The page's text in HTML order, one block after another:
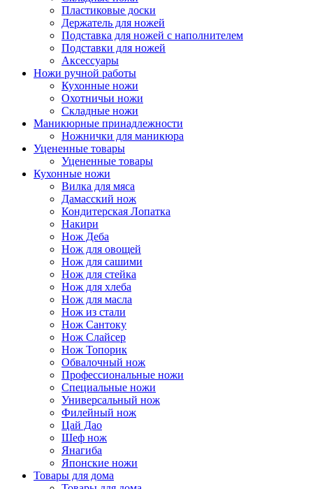
Пластиковые доски
Держатель для ножей
Подставка для ножей с наполнителем
Подставки для ножей
Аксессуары
Ножи ручной работы
Кухонные ножи
Охотничьи ножи
Складные ножи
Маникюрные принадлежности
Ножнички для маникюра
Уцененные товары
Уцененные товары
Кухонные ножи
Вилка для мяса
Дамасский нож
Кондитерская Лопатка
Накири
Нож Деба
Нож для овощей
Нож для сашими
Нож для стейка
Нож для хлеба
Нож для масла
Нож из стали
Нож Сантоку
Нож Слайсер
Нож Топорик
Обвалочный нож
Профессиональные ножи
Специальные ножи
Универсальный нож
Филейный нож
Цай Дао
Шеф нож
Янагиба
Японские ножи
Товары для дома